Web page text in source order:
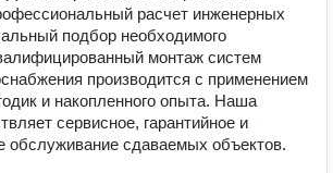
расчет инженерных
подбор необходимого
монтаж систем
производится с применением
и накопленного опыта. Наша
сервисное, гарантийное и
обслуживание сдаваемых объектов.